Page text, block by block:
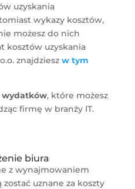
uzyskania
wykazy kosztów,
możesz do nich
kosztów uzyskania
znajdziesz w tym
wydatków, które możesz
firmę w branży IT.
biura
z wynajmowaniem
uznane za koszty